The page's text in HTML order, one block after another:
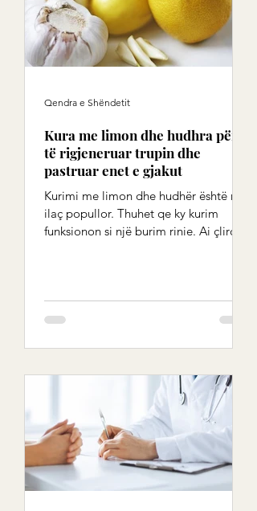
Kura me limon dhe hudhra për
të rigjeneruar trupin dhe
pastruar enet e gjakut
Kurimi me limon dhe hudhër është një
ilaç popullor. Thuhet qe ky kurim
funksionon si një burim rinie. Ai çliron
Qendra e Shëndetit